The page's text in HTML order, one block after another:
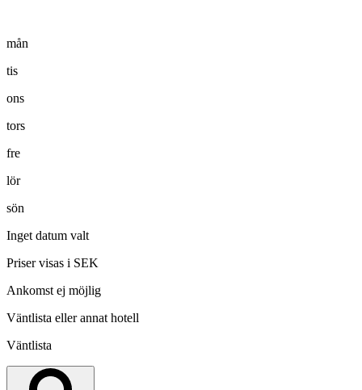
mån
tis
ons
tors
fre
lör
sön
Inget datum valt
Priser visas i SEK
Ankomst ej möjlig
Väntlista eller annat hotell
Väntlista